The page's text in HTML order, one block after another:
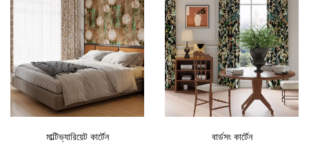
মাল্টিভ্যারিয়েট কার্টেন বার্ডসং কার্টেন